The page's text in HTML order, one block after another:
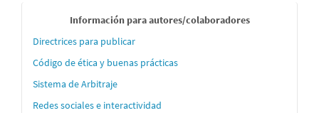
Informaci
´´on
para
autores
Información para autores/colaboradores
Directrices para publicar
Código de ética y buenas prácticas
Sistema de Arbitraje
Redes sociales e interactividad